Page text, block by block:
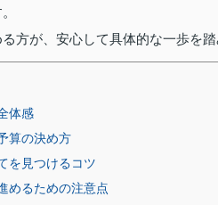
方が、安心して具体的な一歩を
体感
算の決め方
を見つけるコツ
めるための注意点